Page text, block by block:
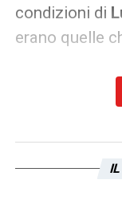
condizioni di
erano quelle
Tuttavia,
Corriere
non hanno